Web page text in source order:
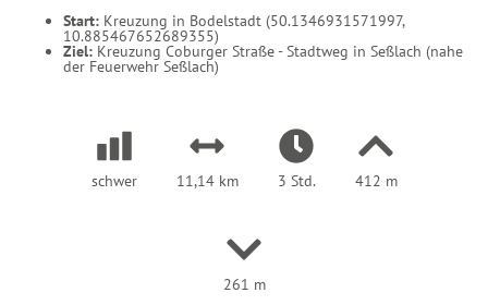
:
Start: Kreuzung in Bodelstadt (50.1346931571997,
10.885467652689355)
Ziel: Kreuzung Coburger Straße - Stadtweg in Seßlach (nahe
der Feuerwehr Seßlach)
schwer 11,14 km 3 Std. 412 m
261 m